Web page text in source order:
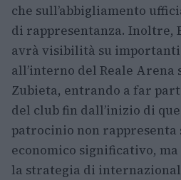
che sull’abbigliamento
di rappresentanza. Inoltre,
avrà visibilità su
all’interno del Reale
Zubieta, entrando a far
del club fin dall’inizio di
patrocinio non rappresenta
economico significativo,
la strategia di